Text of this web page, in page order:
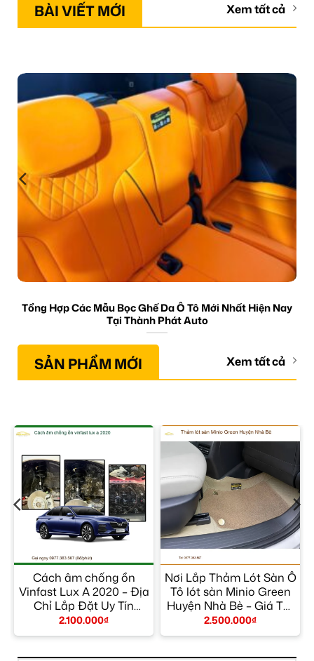
BÀI VIẾT MỚI Xem tất cả
Tổng Hợp Các Mẫu Bọc Ghế Da Ô Tô Mới Nhất Hiện Nay
Tại Thành Phát Auto
SẢN PHẨM MỚI Xem tất cả
Cách âm chống ồn
Vinfast Lux A 2020 – Địa
Chỉ Lắp Đặt Uy Tín
TPHCM
2.100.000₫
Nơi Lắp Thảm Lót Sàn Ô
Tô lót sàn Minio Green
Huyện Nhà Bè – Giá Tốt
TPHCM
2.500.000₫